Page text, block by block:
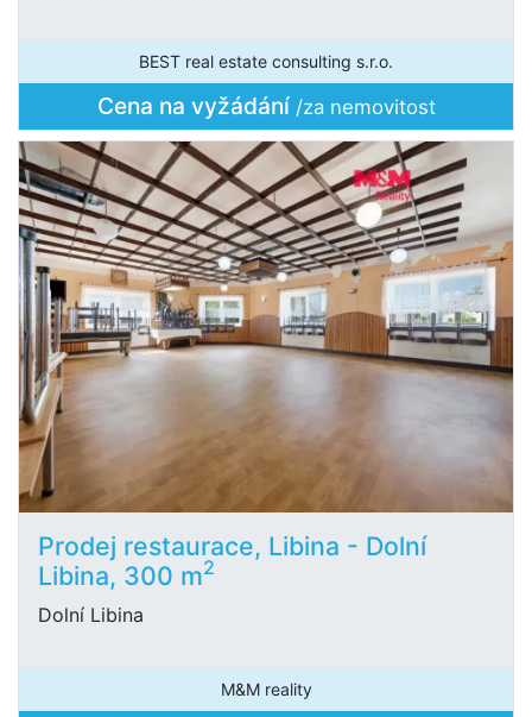
BEST real estate consulting s.r.o.
Cena na vyžádání /za nemovitost
Prodej restaurace, Libina - Dolní
Libina, 300 m2
Dolní Libina
M&M reality